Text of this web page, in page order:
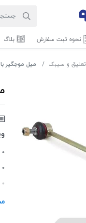
نحوه ثبت سفارش بلاگ
تعلیق و سیبک میل موجگیر با مهره پژو 206 - 207